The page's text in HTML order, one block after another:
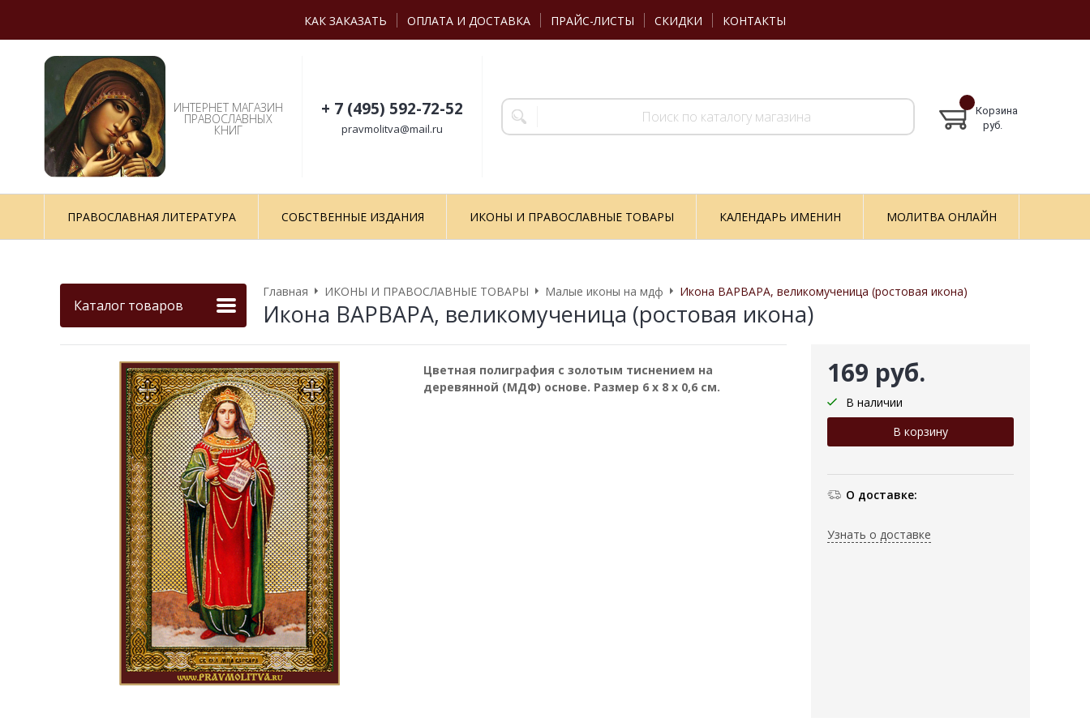
КАК ЗАКАЗАТЬ ОПЛАТА И ДОСТАВКА ПРАЙС-ЛИСТЫ СКИДКИ КОНТАКТЫ
ИНТЕРНЕТ МАГАЗИН
ПРАВОСЛАВНЫХ
КНИГ
+ 7 (495) 592-72-52
pravmolitva@mail.ru
Корзина
руб.
ПРАВОСЛАВНАЯ ЛИТЕРАТУРА СОБСТВЕННЫЕ ИЗДАНИЯ ИКОНЫ И ПРАВОСЛАВНЫЕ ТОВАРЫ КАЛЕНДАРЬ ИМЕНИН МОЛИТВА ОНЛАЙН
Каталог товаров
Главная ИКОНЫ И ПРАВОСЛАВНЫЕ ТОВАРЫ Малые иконы на мдф Икона ВАРВАРА, великомученица (ростовая икона)
Икона ВАРВАРА, великомученица (ростовая икона)
169 руб.
В наличии
О доставке:
Узнать о доставке
Цветная полиграфия с золотым тиснением на
деревянной (МДФ) основе. Размер 6 х 8 х 0,6 см.